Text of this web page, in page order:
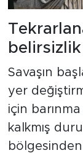
belirsizlik
Savaşın
yer
için
kalkmış